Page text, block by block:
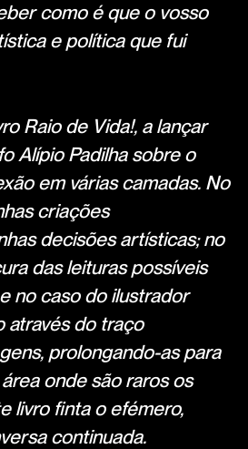
como é que o vosso
e política que fui
Raio de Vida!, a lançar
Alípio Padilha sobre o
em várias camadas. No
criações
decisões artísticas; no
das leituras possíveis
no caso do ilustrador
através do traço
prolongando-as para
onde são raros os
livro finta o efémero,
continuada.